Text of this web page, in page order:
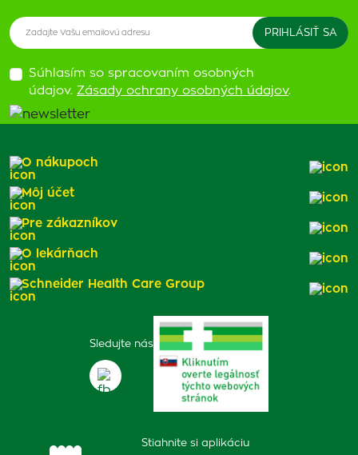
Súhlasím so spracovaním osobných
údajov. Zásady ochrany osobných údajov.
Sledujte nás
Stiahnite si aplikáciu
O nákupoch
Môj účet
Pre zákazníkov
O lekárňach
Schneider Health Care Group